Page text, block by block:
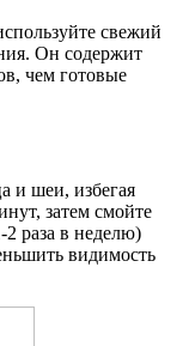
свежий
Он содержит
чем готовые
и шеи, избегая
затем смойте
раза в неделю)
видимость